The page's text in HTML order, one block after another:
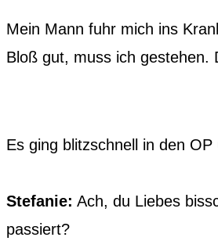
Mein Mann fuhr mich ins
Bloß gut, muss ich gestehen.
Es ging blitzschnell in den
Stefanie: Ach, du Liebes
passiert?